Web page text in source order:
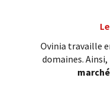
Ovinia travaille
domaines.